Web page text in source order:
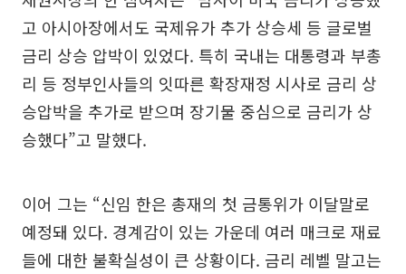
고 아시아장에서도 국제유가 추가 상승세 등 글로벌
금리 상승 압박이 있었다. 특히 국내는 대통령과 부총
리 등 정부인사들의 잇따른 확장재정 시사로 금리 상
승압박을 추가로 받으며 장기물 중심으로 금리가 상
승했다”고 말했다.
이어 그는 “신임 한은 총재의 첫 금통위가 이달말로
예정돼 있다. 경계감이 있는 가운데 여러 매크로 재료
들에 대한 불확실성이 큰 상황이다. 금리 레벨 말고는